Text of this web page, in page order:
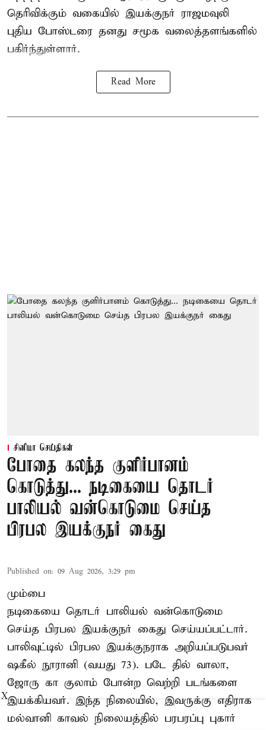
தெரிவிக்கும் வகையில் இயக்குநர் ராஜமவுலி
புதிய போஸ்டரை தனது சமூக வலைத்தளங்களில்
பகிர்ந்துள்ளார்.
Read More
சினிமா செய்திகள்
போதை கலந்த குளிர்பானம்
கொடுத்து... நடிகையை தொடர்
பாலியல் வன்கொடுமை செய்த
பிரபல இயக்குநர் கைது
Published on: 09 Aug 2026, 3:29 pm
மும்பை
நடிகையை தொடர் பாலியல் வன்கொடுமை
செய்த பிரபல இயக்குநர் கைது செய்யப்பட்டார்.
பாலிவுட்டில் பிரபல இயக்குநராக அறியப்படுபவர்
ஷகீல் நூரானி (வயது 73). படே தில் வாலா,
ஜோரு கா குலாம் போன்ற வெற்றி படங்களை
இயக்கியவர். இந்த நிலையில், இவருக்கு எதிராக
மல்வானி காவல் நிலையத்தில் பரபரப்பு புகார்
X